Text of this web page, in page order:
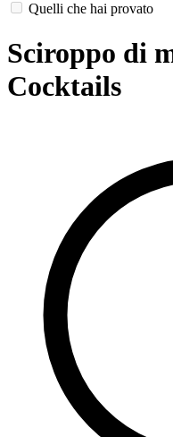
Quelli che hai provato
Sciroppo di
Cocktails